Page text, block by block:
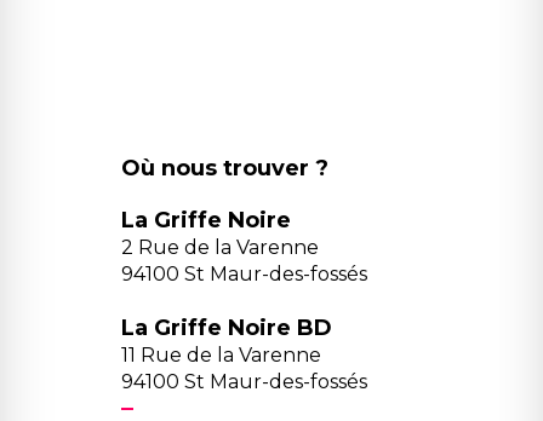
Où nous trouver ?
La Griffe Noire
2 Rue de la Varenne
94100 St Maur-des-fossés
La Griffe Noire BD
11 Rue de la Varenne
94100 St Maur-des-fossés